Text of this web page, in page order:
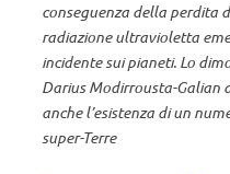
conseguenza della perdita
radiazione ultravioletta
incidente sui pianeti. Lo
Darius Modirrousta-Galian
anche l’esistenza di un
super-Terre